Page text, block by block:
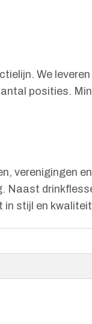
We
posities.
verenigingen
in stijl en